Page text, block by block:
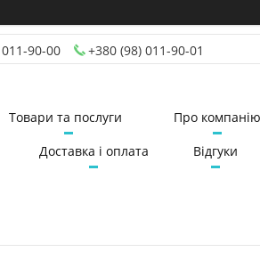
90-00 +380 (98) 011-90-01
Товари та послуги
Про компанію
Доставка і оплата Відгуки